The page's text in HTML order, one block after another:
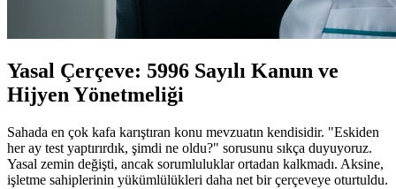
Yasal Çerçeve: 5996 Sayılı Kanun ve
Hijyen Yönetmeliği
Sahada en çok kafa karıştıran konu mevzuatın kendisidir. "Eskiden
her ay test yaptırırdık, şimdi ne oldu?" sorusunu sıkça duyuyoruz.
Yasal zemin değişti, ancak sorumluluklar ortadan kalkmadı. Aksine,
işletme sahiplerinin yükümlülükleri daha net bir çerçeveye oturtuldu.